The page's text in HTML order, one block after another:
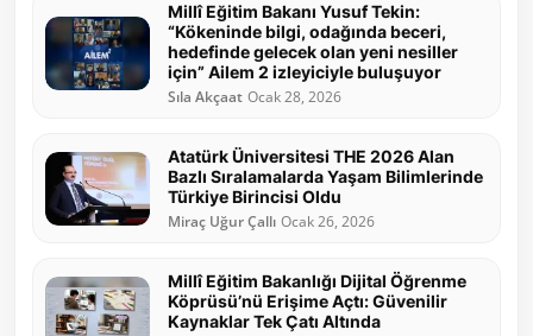
Millî Eğitim Bakanı Yusuf Tekin:
“Kökeninde bilgi, odağında beceri,
hedefinde gelecek olan yeni nesiller
için” Ailem 2 izleyiciyle buluşuyor
Sıla Akçaat Ocak 28, 2026
Atatürk Üniversitesi THE 2026 Alan
Bazlı Sıralamalarda Yaşam Bilimlerinde
Türkiye Birincisi Oldu
Miraç Uğur Çallı Ocak 26, 2026
Millî Eğitim Bakanlığı Dijital Öğrenme
Köprüsü’nü Erişime Açtı: Güvenilir
Kaynaklar Tek Çatı Altında